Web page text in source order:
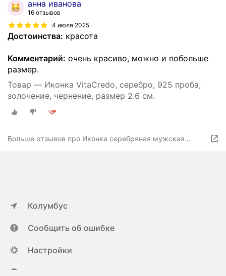
анна иванова
16 отзывов
4 июля 2025
Достоинства: красота
Комментарий: очень красиво, можно и побольше
размер.
Товар — Иконка VitaCredo, серебро, 925 проба,
золочение, чернение, размер 2.6 см.
Больше отзывов про Иконка серебряная мужская
Колумбус
Сообщить об ошибке
Настройки